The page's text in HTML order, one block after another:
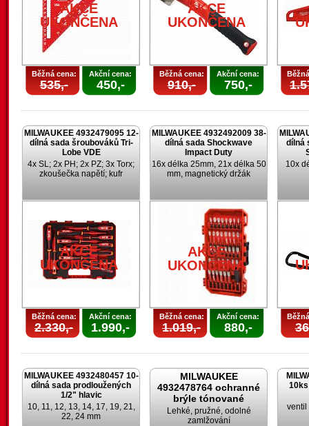
AKCE
UKONČENA
Běžná cena:
535,-
Akční cena:
450,-
AKCE
UKONČENA
Běžná cena:
910,-
Akční cena:
750,-
MILWAUKEE 4932479095 12-
dílná sada šroubováků Tri-
Lobe VDE
4x SL; 2x PH; 2x PZ; 3x Torx;
zkoušečka napětí; kufr
AKCE
UKONČENA
Běžná cena:
2.330,-
Akční cena:
1.990,-
MILWAUKEE 4932492009 38-
dílná sada Shockwave
Impact Duty
16x délka 25mm, 21x délka 50
mm, magnetický držák
AKCE
UKONČENA
Běžná cena:
1.019,-
Akční cena:
880,-
dílná
10x
MILWAUKEE 4932480457 10-
dílná sada prodloužených
1/2" hlavic
10, 11, 12, 13, 14, 17, 19, 21,
22, 24 mm
MILWAUKEE
4932478764 ochranné
brýle tónované
Lehké, pružné, odolné
zamlžování
ventil